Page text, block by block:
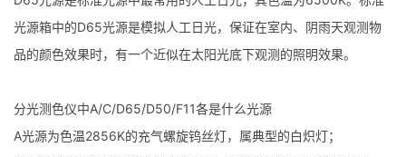
光源箱中的D65光源是模拟人工日光，保证在室内、阴雨天观测物
品的颜色效果时，有一个近似在太阳光底下观测的照明效果。
分光测色仪中A/C/D65/D50/F11各是什么光源
A光源为色温2856K的充气螺旋钨丝灯，属典型的白炽灯；